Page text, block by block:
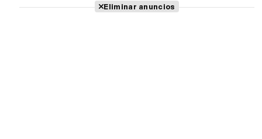
Eliminar anuncios